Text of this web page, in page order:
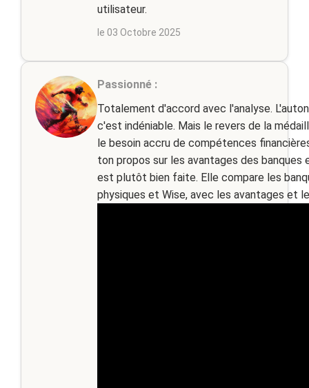
utilisateur.
le 03 Octobre 2025
Passionné :
Totalement d'accord avec l'analyse.
c'est indéniable. Mais le revers de la
le besoin accru de compétences
ton propos sur les avantages des
est plutôt bien faite. Elle compare les
physiques et Wise, avec les avantages et